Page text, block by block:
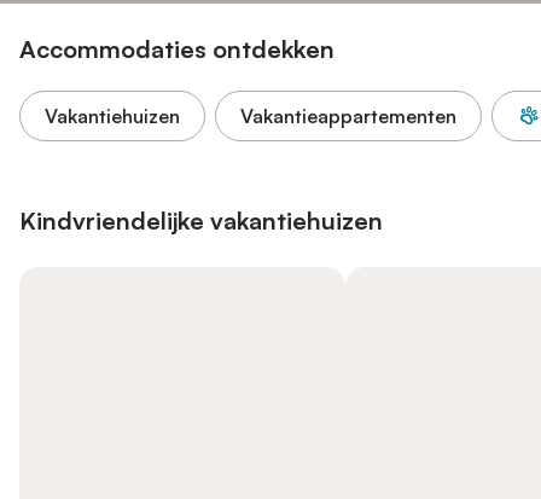
Accommodaties ontdekken
Vakantiehuizen Vakantieappartementen
Kindvriendelijke vakantiehuizen